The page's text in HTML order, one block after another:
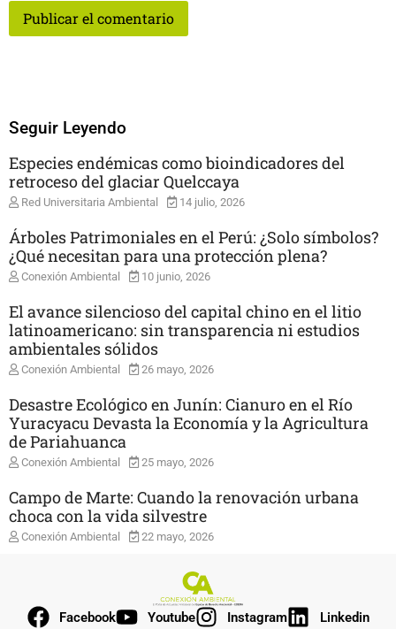
Seguir Leyendo
Especies endémicas como bioindicadores del
retroceso del glaciar Quelccaya
Red Universitaria Ambiental 14 julio, 2026
Árboles Patrimoniales en el Perú: ¿Solo símbolos?
¿Qué necesitan para una protección plena?
Conexión Ambiental 10 junio, 2026
El avance silencioso del capital chino en el litio
latinoamericano: sin transparencia ni estudios
ambientales sólidos
Conexión Ambiental 26 mayo, 2026
Desastre Ecológico en Junín: Cianuro en el Río
Yuracyacu Devasta la Economía y la Agricultura
de Pariahuanca
Conexión Ambiental 25 mayo, 2026
Campo de Marte: Cuando la renovación urbana
choca con la vida silvestre
Conexión Ambiental 22 mayo, 2026
Facebook Youtube Instagram Linkedin